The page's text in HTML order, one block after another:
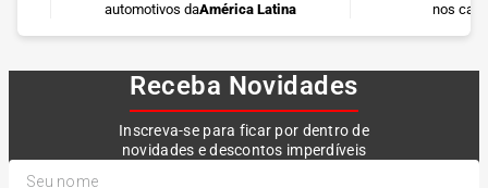
automotivos daAmérica Latina nos
Receba Novidades
Inscreva-se para ficar por dentro de
novidades e descontos imperdíveis